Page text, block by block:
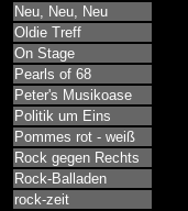
Neu, Neu, Neu
Oldie Treff
On Stage
Pearls of 68
Peter's Musikoase
Politik um Eins
Pommes rot - weiß
Rock gegen Rechts
Rock-Balladen
rock-zeit